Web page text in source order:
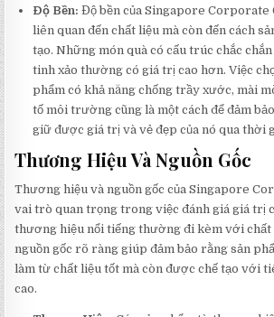
Độ Bền: Độ bền của Singapore Corporate
liên quan đến chất liệu mà còn đến cách
tạo. Những món quà có cấu trúc chắc
tinh xảo thường có giá trị cao hơn. Việc
phẩm có khả năng chống trầy xước, mài
tố môi trường cũng là một cách để đảm
giữ được giá trị và vẻ đẹp của nó qua thời
Thương Hiệu Và Nguồn Gốc
Thương hiệu và nguồn gốc của Singapore
vai trò quan trọng trong việc đánh giá giá trị
thương hiệu nổi tiếng thường đi kèm với
nguồn gốc rõ ràng giúp đảm bảo rằng sản
làm từ chất liệu tốt mà còn được chế tạo với
cao.